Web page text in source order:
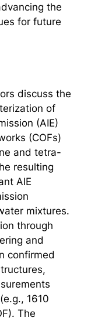
the
for future
discuss the
of
(AIE)
(COFs)
and tetra-
resulting
AIE
mixtures.
through
and
confirmed
1610
The